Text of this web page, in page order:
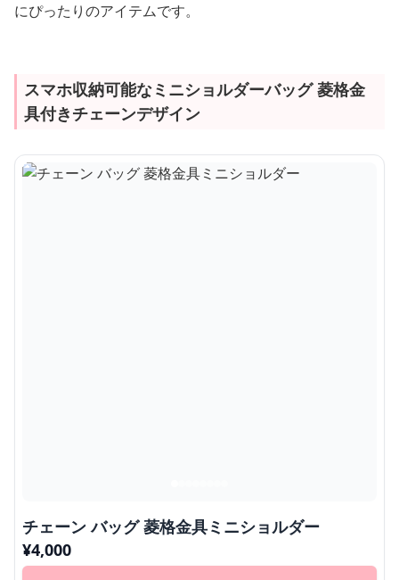
にぴったりのアイテムです。
スマホ収納可能なミニショルダーバッグ 菱格金
具付きチェーンデザイン
チェーン バッグ 菱格金具ミニショルダー
¥4,000